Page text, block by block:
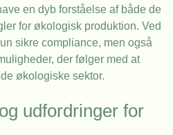
en dyb forståelse af både de
for økologisk produktion. Ved
sikre compliance, men også
der følger med at
økologiske sektor.
udfordringer for